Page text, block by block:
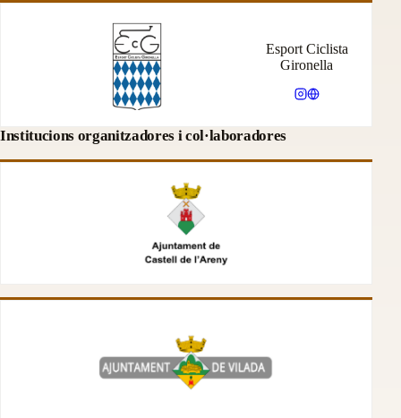
Esport Ciclista
Gironella
Institucions organitzadores i col·laboradores